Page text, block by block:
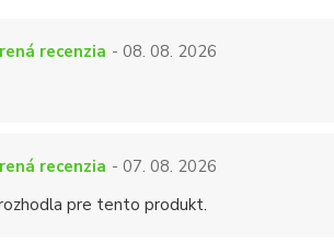
recenzia - 08. 08. 2026
recenzia - 07. 08. 2026
pre tento produkt.